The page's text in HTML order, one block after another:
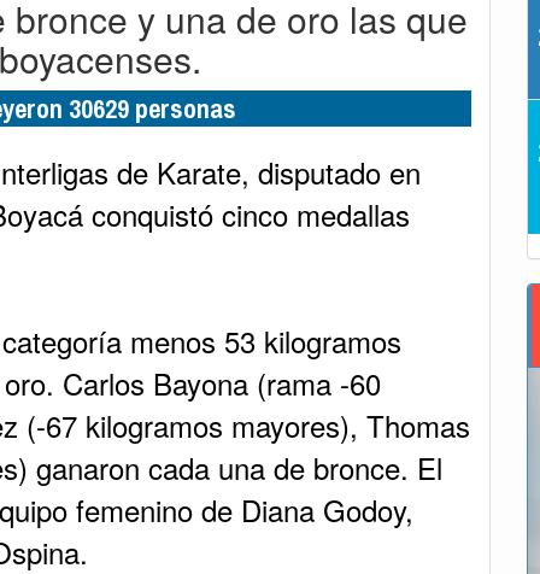
y una de oro las que
30629 personas
de Karate, disputado en
conquistó cinco medallas
menos 53 kilogramos
Carlos Bayona (rama -60
(-67 kilogramos mayores), Thomas
ganaron cada una de bronce. El
femenino de Diana Godoy,